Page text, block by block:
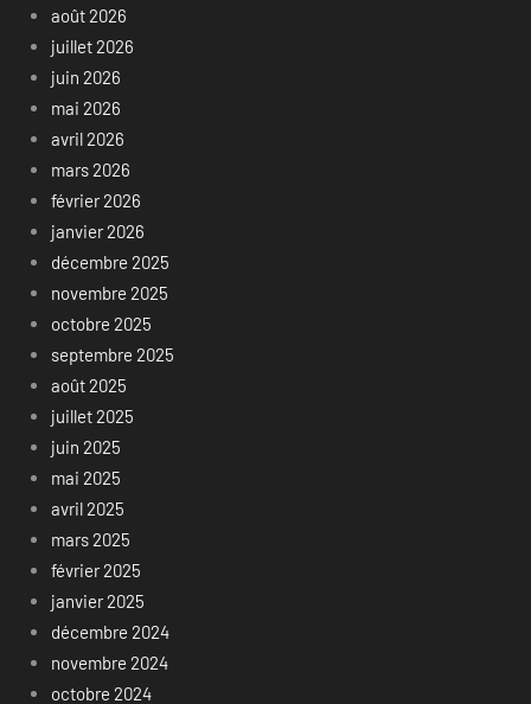
août 2026
juillet 2026
juin 2026
mai 2026
avril 2026
mars 2026
février 2026
janvier 2026
décembre 2025
novembre 2025
octobre 2025
septembre 2025
août 2025
juillet 2025
juin 2025
mai 2025
avril 2025
mars 2025
février 2025
janvier 2025
décembre 2024
novembre 2024
octobre 2024